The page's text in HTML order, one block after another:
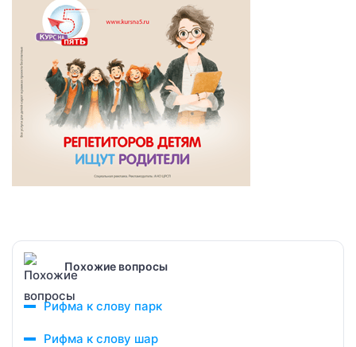
Похожие вопросы
Рифма к слову парк
Рифма к слову шар